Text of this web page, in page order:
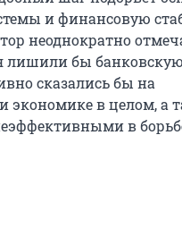
и финансовую
неоднократно
лишили бы
сказались бы на
экономике в целом, а
в